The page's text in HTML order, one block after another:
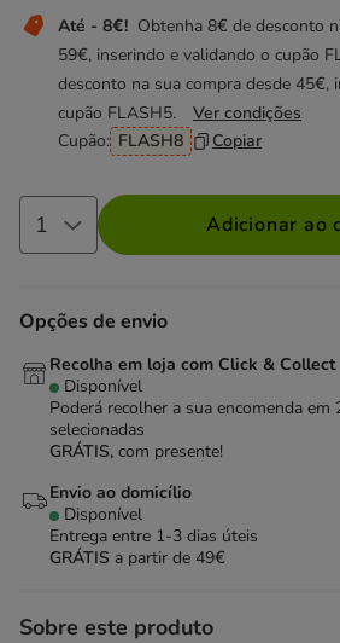
Até - 8€! Obtenha 8€ de desconto
59€, inserindo e validando o cupão
desconto na sua compra desde 45€,
cupão FLASH5.
Ver condições
Cupão: FLASH8 Copiar
Adicionar ao
Opções de envio
Recolha em loja com Click & Collect
Disponível
Poderá recolher a sua encomenda em
selecionadas
GRÁTIS, com presente!
Envio ao domicílio
Disponível
Entrega entre 1-3 dias úteis
GRÁTIS a partir de 49€
Sobre este produto